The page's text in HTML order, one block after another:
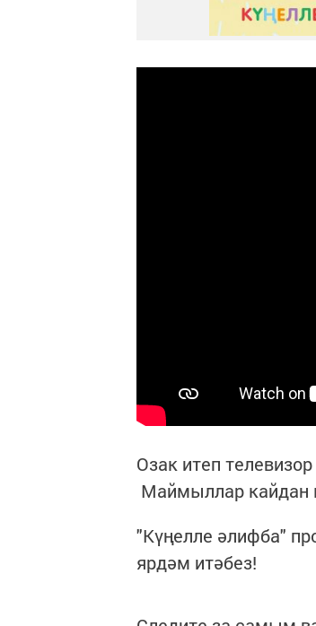
Озак итеп
Маймыллар кайдан
"Күңелле әлифба"
ярдәм итәбез!